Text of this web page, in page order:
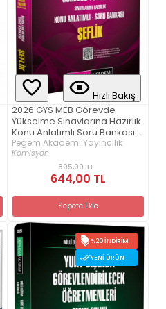
Hızlı Bakış
2026 GYS MEB Görevde
Yükselme Sınavlarına Hazırlık
Konu Anlatımlı Soru Bankası
ŞEFLİK
Pegem Akademi Yayıncılık
Komisyon
805,00 TL
644,00 TL
Sepete Ekle
%20 İNDIRIM
YENI ÜRÜN